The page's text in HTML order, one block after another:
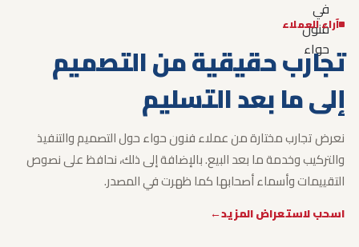
آراء العملاء
تجارب حقيقيةمن التصميم
إلى ما بعد التسليم
نعرض تجارب مختارة من عملاء فنون حواء حول التصميم والتنفيذ
والتركيب وخدمة ما بعد البيع.بالإضافة إلى ذلك، نحافظ على نصوص
التقييمات وأسماء أصحابها كما ظهرت في المصدر.
اسحب لاستعراض المزيد